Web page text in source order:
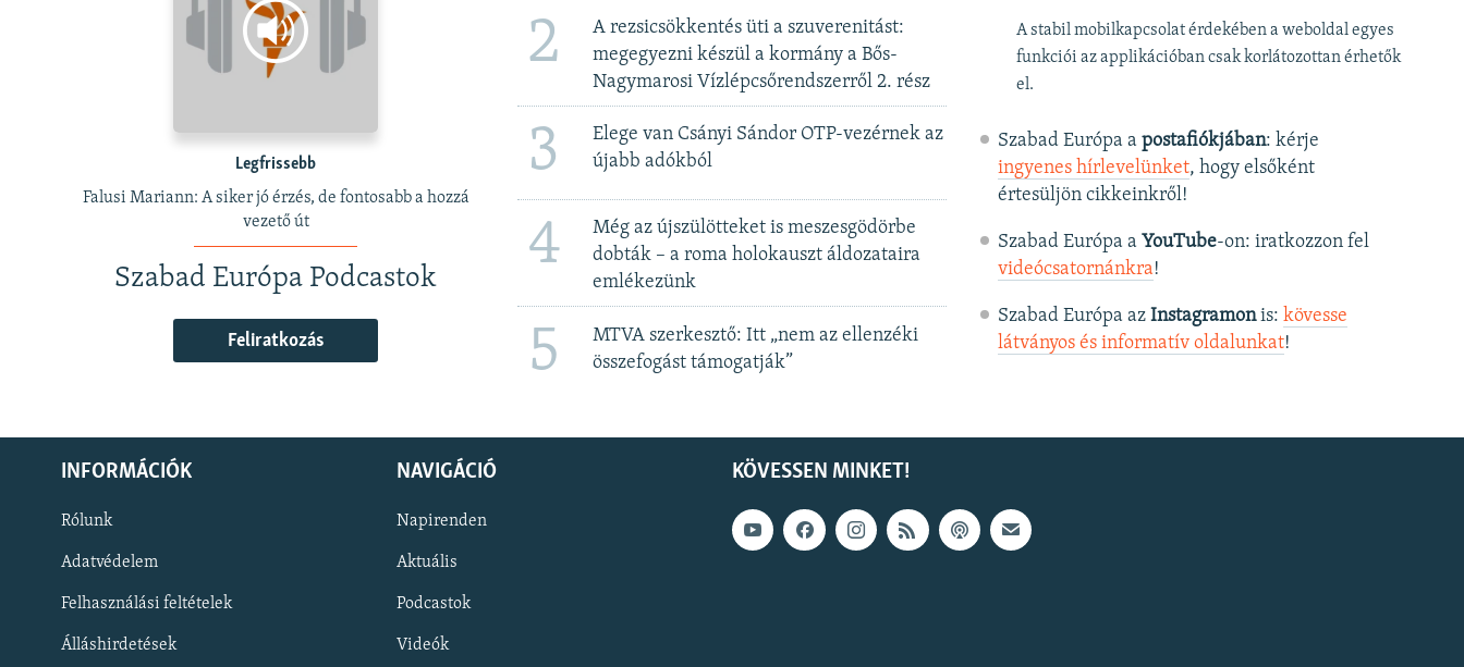
Legfrissebb
Falusi Mariann: A siker jó érzés, de fontosabb a hozzá
vezető út
Szabad Európa Podcastok
Feliratkozás
2
A rezsicsökkentés üti a szuverenitást:
megegyezni készül a kormány a Bős-
Nagymarosi Vízlépcsőrendszerről 2. rész
3
Elege van Csányi Sándor OTP-vezérnek az
újabb adókból
4
Még az újszülötteket is meszesgödörbe
dobták – a roma holokauszt áldozataira
emlékezünk
5
MTVA szerkesztő: Itt „nem az ellenzéki
összefogást támogatják”
A stabil mobilkapcsolat érdekében a weboldal egyes
funkciói az applikációban csak korlátozottan érhetők
el.
Szabad Európa a postafiókjában: kérje
ingyenes hírlevelünket, hogy elsőként
értesüljön cikkeinkről!
Szabad Európa a YouTube-on: iratkozzon fel
videócsatornánkra!
Szabad Európa az Instagramonis: kövesse
látványos és informatív oldalunkat! ​
KÖVESSEN MINKET!
INFORMÁCIÓK
Rólunk
Adatvédelem
Felhasználási feltételek
Álláshirdetések
NAVIGÁCIÓ
Napirenden
Aktuális
Podcastok
Videók